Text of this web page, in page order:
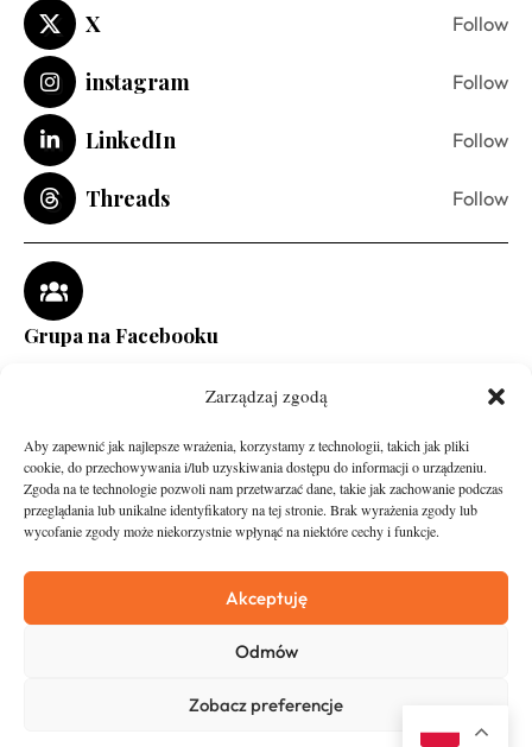
Zarządzaj zgodą
Aby zapewnić jak najlepsze wrażenia, korzystamy z technologii, takich jak pliki
cookie, do przechowywania i/lub uzyskiwania dostępu do informacji o urządzeniu.
Zgoda na te technologie pozwoli nam przetwarzać dane, takie jak zachowanie podczas
przeglądania lub unikalne identyfikatory na tej stronie. Brak wyrażenia zgody lub
wycofanie zgody może niekorzystnie wpłynąć na niektóre cechy i funkcje.
Akceptuję
Odmów
Zobacz preferencje
X Follow
instagram Follow
LinkedIn Follow
Threads Follow
Grupa na Facebooku
Asfalt
O nas
Zostań Patronem
Kontakt